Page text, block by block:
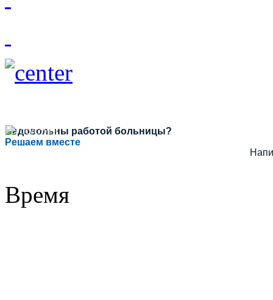
Решаем вместе
Недовольны работой больницы?
Время